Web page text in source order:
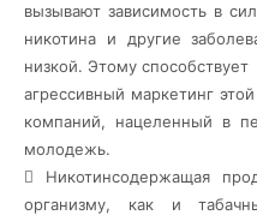
вызывают зависимость в
никотина и другие
низкой. Этому способствует
агрессивный маркетинг
компаний, нацеленный в
молодежь.
 Никотинсодержащая
организму, как и